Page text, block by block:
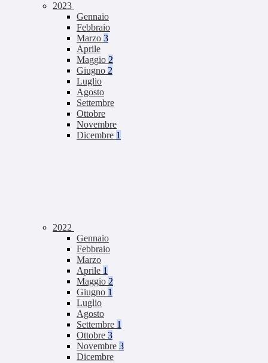
2023
Gennaio
Febbraio
Marzo 3
Aprile
Maggio 2
Giugno 2
Luglio
Agosto
Settembre
Ottobre
Novembre
Dicembre 1
2022
Gennaio
Febbraio
Marzo
Aprile 1
Maggio 2
Giugno 1
Luglio
Agosto
Settembre 1
Ottobre 3
Novembre 3
Dicembre